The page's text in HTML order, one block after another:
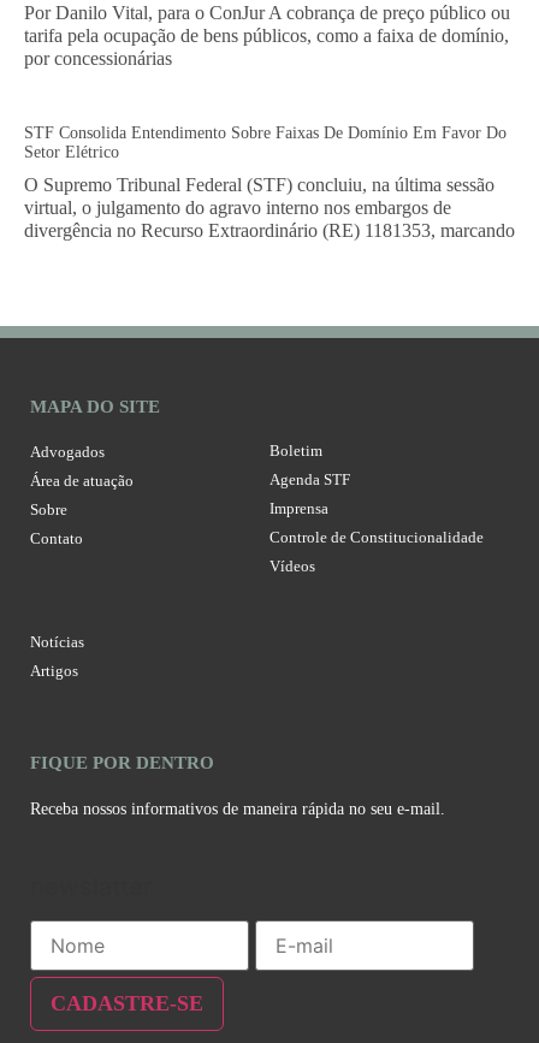
Por Danilo Vital, para o ConJur A cobrança de preço público ou
tarifa pela ocupação de bens públicos, como a faixa de domínio,
por concessionárias
STF Consolida Entendimento Sobre Faixas De Domínio Em Favor Do
Setor Elétrico
O Supremo Tribunal Federal (STF) concluiu, na última sessão
virtual, o julgamento do agravo interno nos embargos de
divergência no Recurso Extraordinário (RE) 1181353, marcando
MAPA DO SITE
Advogados
Área de atuação
Sobre
Contato
Boletim
Agenda STF
Imprensa
Controle de Constitucionalidade
Vídeos
Notícias
Artigos
FIQUE POR DENTRO
Receba nossos informativos de maneira rápida no seu e-mail.